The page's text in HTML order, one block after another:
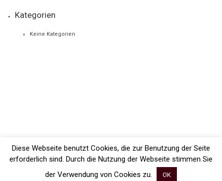
Kategorien
Keine Kategorien
Diese Webseite benutzt Cookies, die zur Benutzung der Seite
erforderlich sind. Durch die Nutzung der Webseite stimmen Sie
der Verwendung von Cookies zu.
OK